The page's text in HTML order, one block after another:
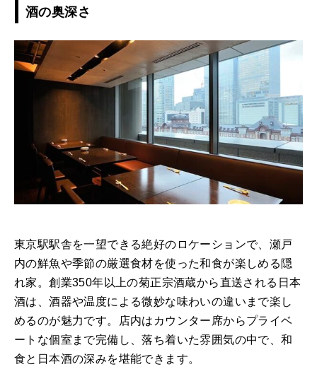
酒の奥深さ
東京駅駅舎を一望できる絶好のロケーションで、瀬戸
内の鮮魚や季節の厳選食材を使った和食が楽しめる隠
れ家。創業350年以上の菊正宗酒蔵から直送される日本
酒は、酒器や温度による微妙な味わいの違いまで楽し
めるのが魅力です。店内はカウンター席からプライベ
ートな個室まで完備し、落ち着いた雰囲気の中で、和
食と日本酒の深みを堪能できます。